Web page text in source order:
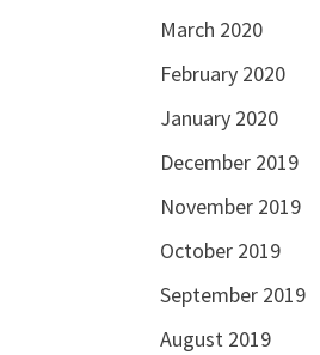
March 2020
February 2020
January 2020
December 2019
November 2019
October 2019
September 2019
August 2019